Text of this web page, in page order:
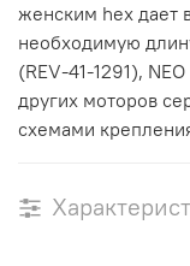
женским hex дает
необходимую
(REV-41-1291),
других моторов
схемами